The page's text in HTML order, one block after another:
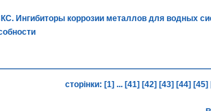
Ингибиторы коррозии металлов для водных
сторінки: [1] ...[41] [42] [43] [44] [45]